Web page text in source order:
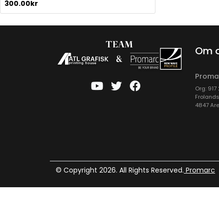
300.00kr
Om
Org:
4847
© Copyright 2026. All Rights Reserved. Promarc